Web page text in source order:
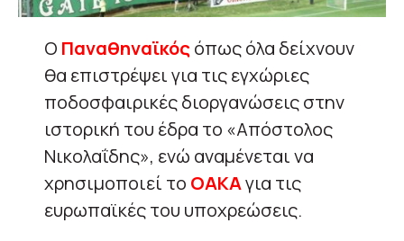
Ο Παναθηναϊκόςόπως όλα δείχνουν
θα επιστρέψει για τις εγχώριες
ποδοσφαιρικές διοργανώσεις στην
ιστορική του έδρα το «Απόστολος
Νικολαΐδης», ενώ αναμένεται να
χρησιμοποιεί το ΟΑΚΑγια τις
ευρωπαϊκές του υποχρεώσεις.